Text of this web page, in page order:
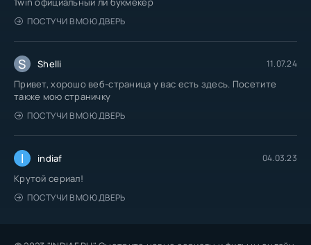
ПОСТУЧИ В МОЮ ДВЕРЬ
S Shelli 11.07.24
Привет, хорошо веб-страница у вас есть здесь. Посетите
также мою страничку
ПОСТУЧИ В МОЮ ДВЕРЬ
I indiaf 04.03.23
Крутой сериал!
ПОСТУЧИ В МОЮ ДВЕРЬ